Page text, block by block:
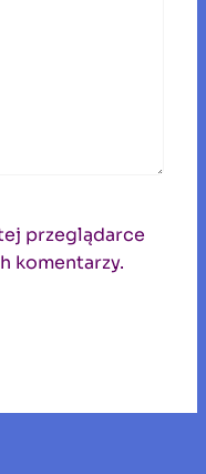
przeglądarce
komentarzy.